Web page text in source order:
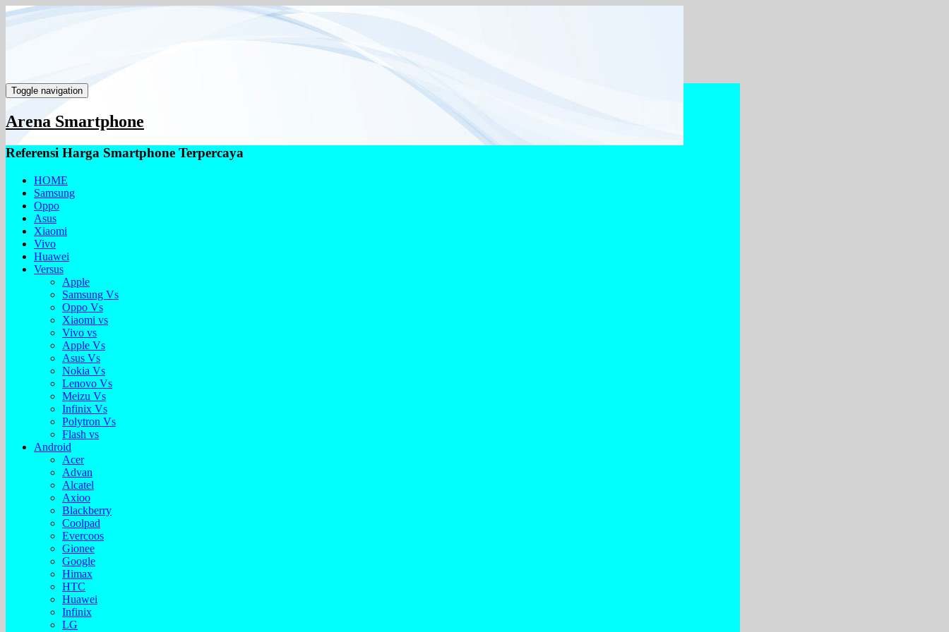
Toggle navigation
Arena Smartphone
Referensi Harga Smartphone Terpercaya
HOME
Samsung
Oppo
Asus
Xiaomi
Vivo
Huawei
Versus
Apple
Samsung Vs
Oppo Vs
Xiaomi vs
Vivo vs
Apple Vs
Asus Vs
Nokia Vs
Lenovo Vs
Meizu Vs
Infinix Vs
Polytron Vs
Flash vs
Android
Acer
Advan
Alcatel
Axioo
Blackberry
Coolpad
Evercoos
Gionee
Google
Himax
HTC
Huawei
Infinix
LG